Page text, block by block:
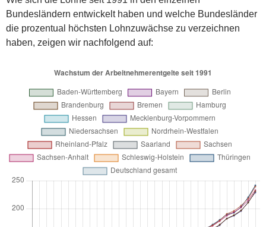
Bundesländern entwickelt haben und welche Bundesländer
die prozentual höchsten Lohnzuwächse zu verzeichnen
haben, zeigen wir nachfolgend auf: